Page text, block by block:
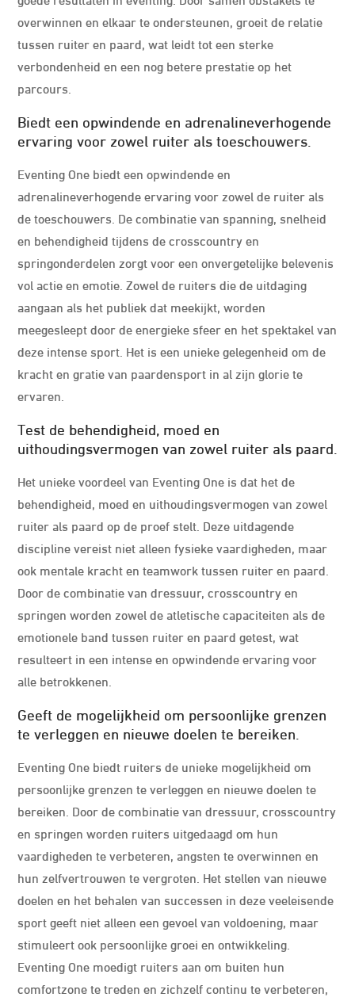
overwinnen en elkaar te ondersteunen, groeit de relatie
tussen ruiter en paard, wat leidt tot een sterke
verbondenheid en een nog betere prestatie op het
parcours.
Biedt een opwindende en adrenalineverhogende
ervaring voor zowel ruiter als toeschouwers.
Eventing One biedt een opwindende en
adrenalineverhogende ervaring voor zowel de ruiter als
de toeschouwers. De combinatie van spanning, snelheid
en behendigheid tijdens de crosscountry en
springonderdelen zorgt voor een onvergetelijke belevenis
vol actie en emotie. Zowel de ruiters die de uitdaging
aangaan als het publiek dat meekijkt, worden
meegesleept door de energieke sfeer en het spektakel van
deze intense sport. Het is een unieke gelegenheid om de
kracht en gratie van paardensport in al zijn glorie te
ervaren.
Test de behendigheid, moed en
uithoudingsvermogen van zowel ruiter als paard.
Het unieke voordeel van Eventing One is dat het de
behendigheid, moed en uithoudingsvermogen van zowel
ruiter als paard op de proef stelt. Deze uitdagende
discipline vereist niet alleen fysieke vaardigheden, maar
ook mentale kracht en teamwork tussen ruiter en paard.
Door de combinatie van dressuur, crosscountry en
springen worden zowel de atletische capaciteiten als de
emotionele band tussen ruiter en paard getest, wat
resulteert in een intense en opwindende ervaring voor
alle betrokkenen.
Geeft de mogelijkheid om persoonlijke grenzen
te verleggen en nieuwe doelen te bereiken.
Eventing One biedt ruiters de unieke mogelijkheid om
persoonlijke grenzen te verleggen en nieuwe doelen te
bereiken. Door de combinatie van dressuur, crosscountry
en springen worden ruiters uitgedaagd om hun
vaardigheden te verbeteren, angsten te overwinnen en
hun zelfvertrouwen te vergroten. Het stellen van nieuwe
doelen en het behalen van successen in deze veeleisende
sport geeft niet alleen een gevoel van voldoening, maar
stimuleert ook persoonlijke groei en ontwikkeling.
Eventing One moedigt ruiters aan om buiten hun
comfortzone te treden en zichzelf continu te verbeteren,